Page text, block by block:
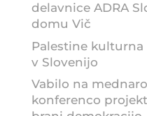
delavnice ADRA
domu Vič
Palestine
v Slovenijo
Vabilo na
konferenco